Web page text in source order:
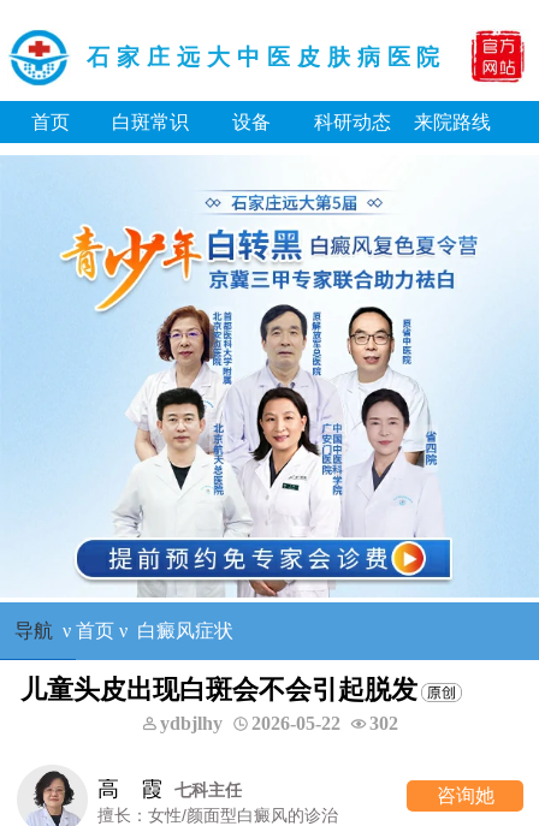
石家庄远大中医皮肤病医院
首页 白斑常识 设备 科研动态 来院路线
导航 ν 首页ν 白癜风症状
儿童头皮出现白斑会不会引起脱发
ydbjlhy 2026-05-22 302
高 霞
七科主任
擅长：女性/颜面型白癜风的诊治
咨询她